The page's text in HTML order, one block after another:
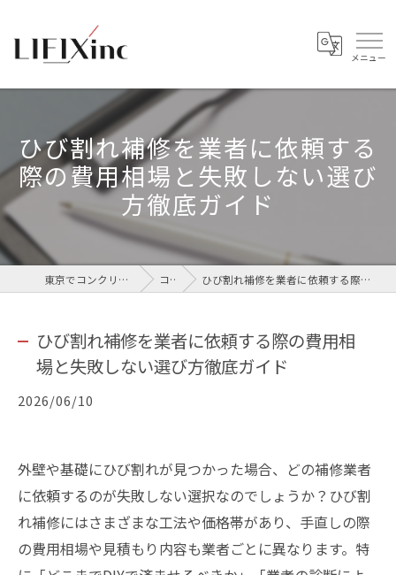
ひび割れ補修を業者に依頼する
際の費用相場と失敗しない選び
方徹底ガイド
東京でコンクリートなら株式会社LIFIX コラム ひび割れ補修を業者に依頼する際の費用相場と失敗しない選び方徹底ガイド
ひび割れ補修を業者に依頼する際の費用相
場と失敗しない選び方徹底ガイド
2026/06/10
外壁や基礎にひび割れが見つかった場合、どの補修業者
に依頼するのが失敗しない選択なのでしょうか？ひび割
れ補修にはさまざまな工法や価格帯があり、手直しの際
の費用相場や見積もり内容も業者ごとに異なります。特